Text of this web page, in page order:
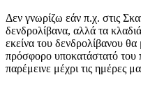
Δεν γνωρίζω εάν π.χ. στις
δενδρολίβανα, αλλά τα
εκείνα του δενδρολίβανου
πρόσφορο υποκατάστατό του
παρέμεινε μέχρι τις ημέρες